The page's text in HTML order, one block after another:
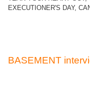
EXECUTIONER'S DAY,
BASEMENT